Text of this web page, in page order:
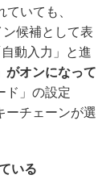
いても、
候補として表
動入力」と進
がオンになって
ド」の設定
ーチェーンが選
いる